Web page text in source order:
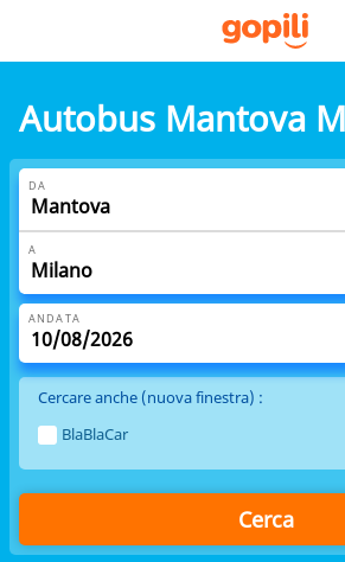
Autobus Mantova
DA
A
ANDATA
Cercare anche (nuova finestra) :
BlaBlaCar
Cerca